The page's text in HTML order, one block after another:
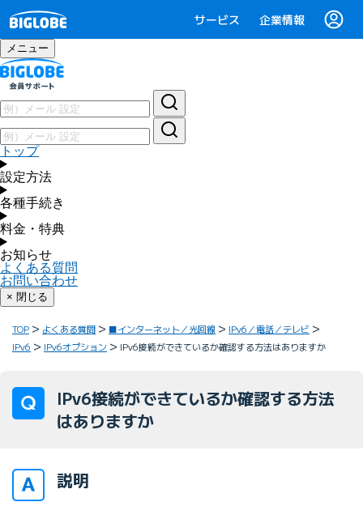
サービス 企業情報
メニュー
トップ
設定方法
各種手続き
料金・特典
お知らせ
よくある質問
お問い合わせ
× 閉じる
TOP よくある質問 ■インターネット／光回線
IPv6／電話／テレビ
IPv6
IPv6オプション IPv6接続ができているか確認する方法はありますか
IPv6接続ができているか確認する方法
はありますか
説明